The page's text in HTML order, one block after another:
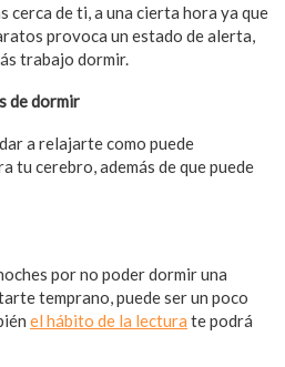
cerca de ti, a una cierta hora ya que
provoca un estado de alerta,
trabajo dormir.
de dormir
a relajarte como puede
tu cerebro, además de que puede
por no poder dormir una
temprano, puede ser un poco
el hábito de la lectura te podrá